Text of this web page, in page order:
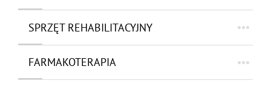
SPRZĘT REHABILITACYJNY
FARMAKOTERAPIA